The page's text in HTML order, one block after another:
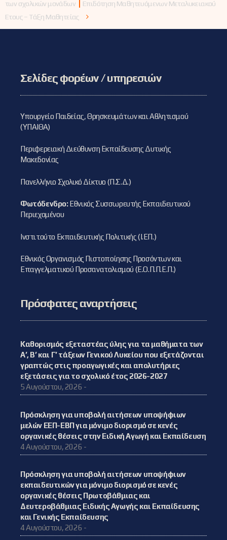
των σχολικών μονάδων
Επιδότηση Μαθητευόμενων Μεταλυκειακού
Έτους – Τάξη Μαθητείας
Σελίδες φορέων / υπηρεσιών
Υπουργείο Παιδείας, Θρησκευμάτων και Αθλητισμού
(ΥΠΑΙΘΑ)
Περιφερειακή Διεύθυνση Εκπαίδευσης Δυτικής
Μακεδονίας
Πανελλήνιο Σχολικό Δίκτυο (Π.Σ.Δ.)
Φωτόδενδρο:Εθνικός Συσσωρευτής Εκπαιδευτικού
Περιεχομένου
Ινστιτούτο Εκπαιδευτικής Πολιτικής (Ι.ΕΠ.)
Εθνικός Οργανισμός Πιστοποίησης Προσόντων και
Επαγγελματικού Προσανατολισμού (Ε.Ο.Π.Π.Ε.Π.)
Πρόσφατες αναρτήσεις
Καθορισμός εξεταστέας ύλης για τα μαθήματα των
Α’, Β’ και Γ’ τάξεων Γενικού Λυκείου που εξετάζονται
γραπτώς στις προαγωγικές και απολυτήριες
εξετάσεις για το σχολικό έτος 2026-2027
5 Αυγούστου, 2026 -
Πρόσκληση για υποβολή αιτήσεων υποψήφιων
μελών ΕΕΠ-ΕΒΠ για μόνιμο διορισμό σε κενές
οργανικές θέσεις στην Ειδική Αγωγή και Εκπαίδευση
4 Αυγούστου, 2026 -
Πρόσκληση για υποβολή αιτήσεων υποψήφιων
εκπαιδευτικών για μόνιμο διορισμό σε κενές
οργανικές θέσεις Πρωτοβάθμιας και
Δευτεροβάθμιας Ειδικής Αγωγής και Εκπαίδευσης
και Γενικής Εκπαίδευσης
4 Αυγούστου, 2026 -